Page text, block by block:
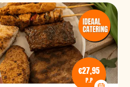
€27,95
P.P